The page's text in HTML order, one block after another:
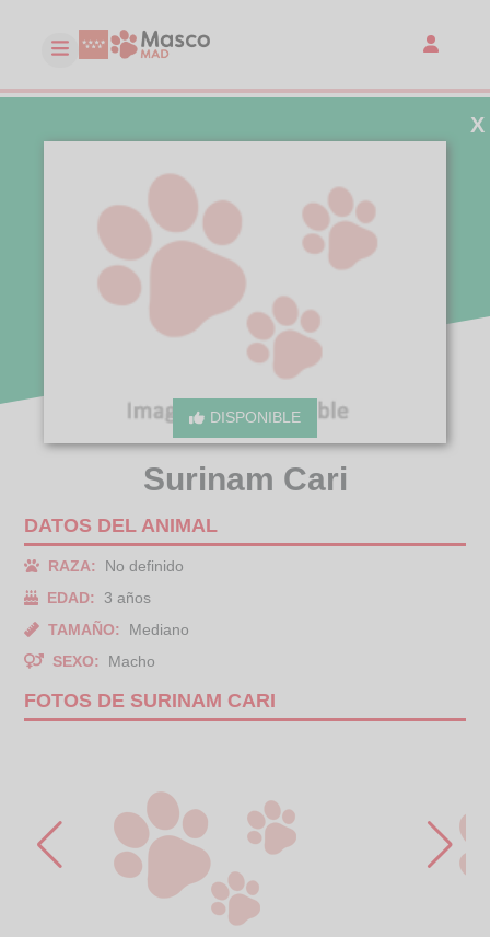
DISPONIBLE
X
Surinam Cari
DATOS DEL ANIMAL
RAZA:
No definido
EDAD:
3 años
TAMAÑO:
Mediano
SEXO:
Macho
FOTOS DE SURINAM CARI